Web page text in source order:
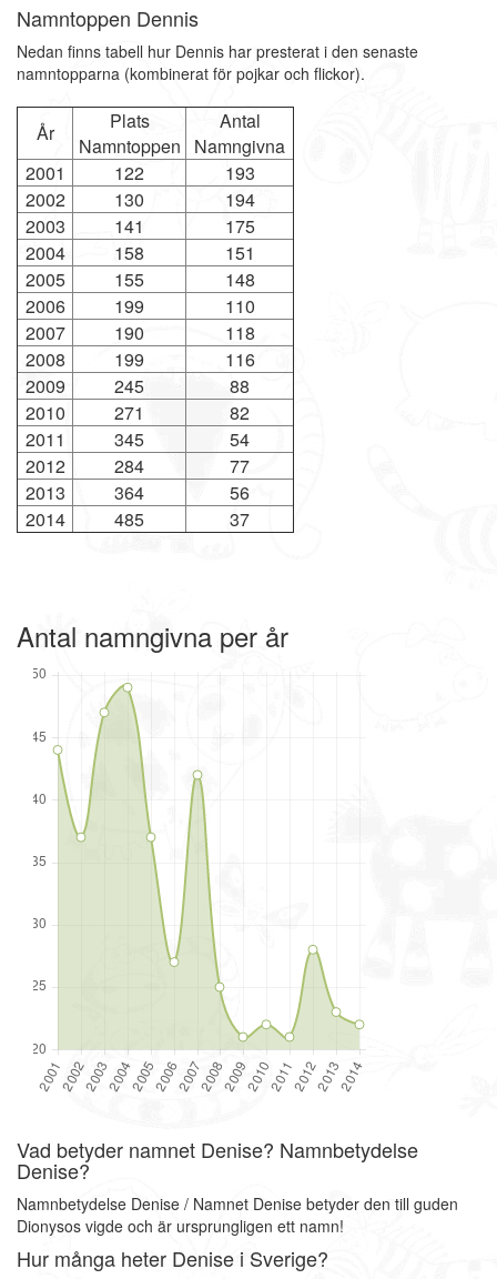
Namntoppen Dennis
Nedan finns tabell hur Dennis har presterat i den senaste
namntopparna (kombinerat för pojkar och flickor).
År
Plats
Namntoppen
Antal
Namngivna
2001
122
193
2002
130
194
2003
141
175
2004
158
151
2005
155
148
2006
199
110
2007
190
118
2008
199
116
2009
245
88
2010
271
82
2011
345
54
2012
284
77
2013
364
56
2014
485 37
Antal namngivna per år
Vad betyder namnet Denise? Namnbetydelse
Denise?
Namnbetydelse Denise / Namnet Denise betyder den till guden
Dionysos vigde och är ursprungligen ett namn!
Hur många heter Denise i Sverige?